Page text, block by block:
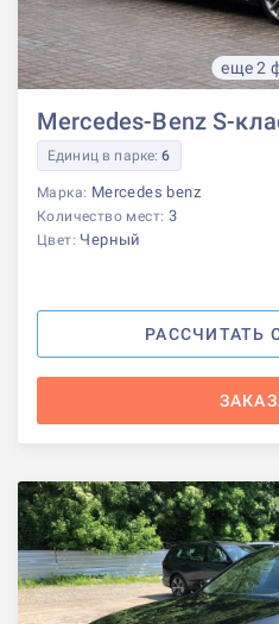
еще 2
Mercedes-Benz S-
Единиц в парке:6
Марка: Mercedes benz
Количество мест: 3
Цвет: Черный
РАССЧИТАТЬ